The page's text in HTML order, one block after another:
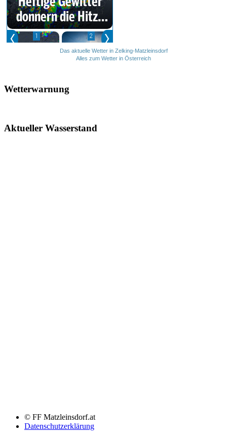
Das aktuelle Wetter in Zelking-Matzleinsdorf
Alles zum Wetter in Österreich
Wetterwarnung
Aktueller Wasserstand
© FF Matzleinsdorf.at
Datenschutzerklärung